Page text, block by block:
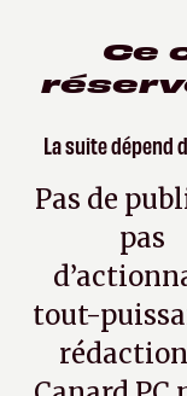
Ce
La suite dépend
Pas de
pas
tout-